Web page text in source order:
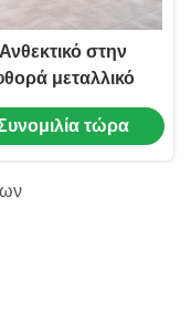
Ανθεκτικό στην
μεταλλικό
φορητό
από το έδαφος
παιδιά κολύμπι
τώρα